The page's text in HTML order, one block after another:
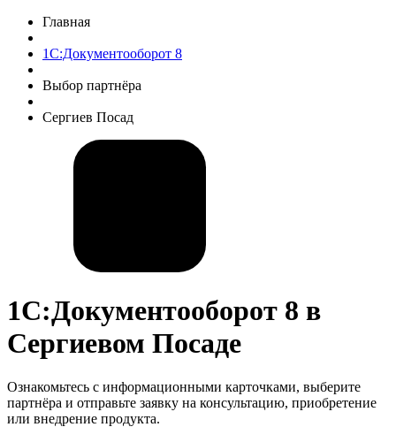
Главная
1С:Документооборот 8
Выбор партнёра
Сергиев Посад
1С:Документооборот 8 в
Сергиевом Посаде
Ознакомьтесь с информационными карточками, выберите
партнёра и отправьте заявку на консультацию, приобретение
или внедрение продукта.